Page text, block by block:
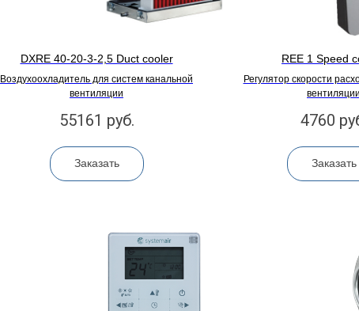
DXRE 40-20-3-2,5 Duct cooler
Воздухоохладитель для систем канальной
вентиляции
55161 руб.
Заказать
REE 1 Speed
Регулятор скорости
вентиляции
4760
Заказать